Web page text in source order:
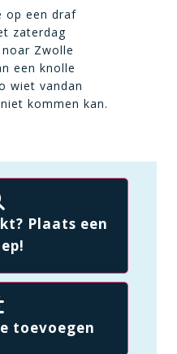
op een draf
zaterdag
Zwolle
een knolle
wiet vandan
kommen kan.
Plaats een
toevoegen